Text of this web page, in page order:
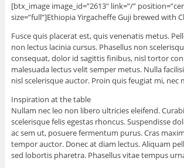
[btx_image image_id=”2613″ link=”/”
size=”full”]Ethiopia Yirgacheffe Guji brewed with
Fusce quis placerat est, quis venenatis metus.
non lectus lacinia cursus. Phasellus non
consequat, dolor id sagittis finibus, nisl tortor
malesuada lectus velit semper metus. Nulla
nisl scelerisque auctor. Proin quis feugiat mi, nec
Inspiration at the table
Nullam nec leo non libero ultricies eleifend.
scelerisque felis egestas rhoncus. Suspendisse
ac sem ut, posuere fermentum purus. Cras
tempor auctor. Donec at diam lectus. Aliquam
sed lobortis pharetra. Phasellus vitae tempus